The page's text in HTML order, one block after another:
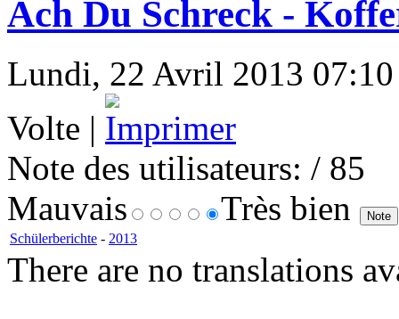
Ach Du Schreck -
Lundi, 22 Avril 2013
Volte |
Note des utilisateurs: / 85
Mauvais
Très bien
Schülerberichte - 2013
There are no translations